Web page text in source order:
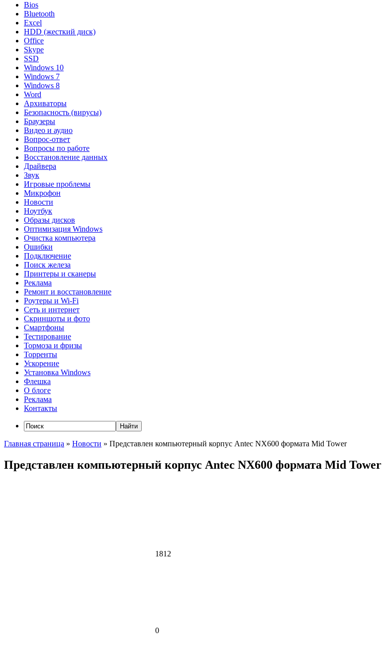
Bios
Bluetooth
Excel
HDD (жесткий диск)
Office
Skype
SSD
Windows 10
Windows 7
Windows 8
Word
Архиваторы
Безопасность (вирусы)
Браузеры
Видео и аудио
Вопрос-ответ
Вопросы по работе
Восстановление данных
Драйвера
Звук
Игровые проблемы
Микрофон
Новости
Ноутбук
Образы дисков
Оптимизация Windows
Очистка компьютера
Ошибки
Подключение
Поиск железа
Принтеры и сканеры
Реклама
Ремонт и восстановление
Роутеры и Wi-Fi
Сеть и интернет
Скриншоты и фото
Смартфоны
Тестирование
Тормоза и фризы
Торренты
Ускорение
Установка Windows
Флешка
О блоге
Реклама
Контакты
Главная страница » Новости » Представлен компьютерный корпус Antec NX600 формата Mid Tower
Представлен компьютерный корпус Antec NX600 формата Mid Tower
1812
0